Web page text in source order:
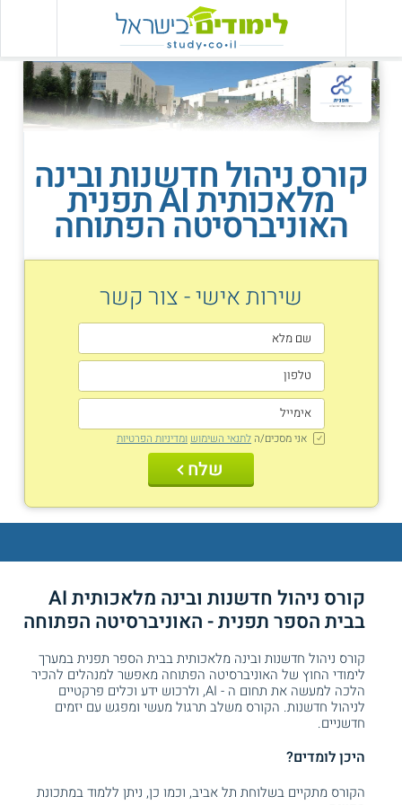
קורס ניהול חדשנות ובינה
מלאכותית AI תפנית
האוניברסיטה הפתוחה
שירות אישי - צור קשר
אני מסכים/ה לתנאי השימוש ומדיניות הפרטיות
שלח
קורס ניהול חדשנות ובינה מלאכותית AI
בבית הספר תפנית - האוניברסיטה הפתוחה
קורס ניהול חדשנות ובינה מלאכותית בבית הספר תפנית במערך
לימודי החוץ של האוניברסיטה הפתוחה מאפשר למנהלים להכיר
הלכה למעשה את תחום ה - AI, ולרכוש ידע וכלים פרקטיים
לניהול חדשנות. הקורס משלב תרגול מעשי ומפגש עם יזמים
חדשניים.
היכן לומדים?
הקורס מתקיים בשלוחת תל אביב, וכמו כן, ניתן ללמוד במתכונת